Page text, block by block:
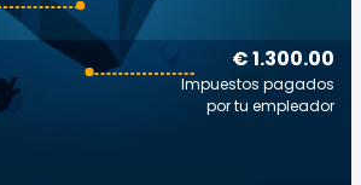
€ 1.300.00
Impuestos pagados
por tu empleador